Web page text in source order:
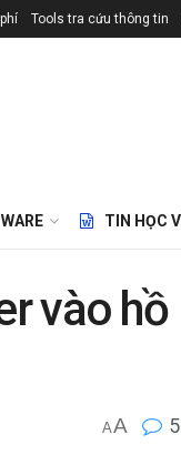
Tools tra cứu thông tin
TIN HỌC
vào hồ
AA 5